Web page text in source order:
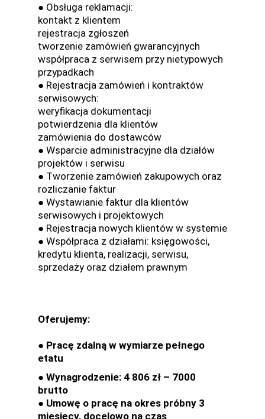
● Obsługa reklamacji:
kontakt z klientem
rejestracja zgłoszeń
tworzenie zamówień gwarancyjnych
współpraca z serwisem przy nietypowych
przypadkach
● Rejestracja zamówień i kontraktów
serwisowych:
weryfikacja dokumentacji
potwierdzenia dla klientów
zamówienia do dostawców
● Wsparcie administracyjne dla działów
projektów i serwisu
● Tworzenie zamówień zakupowych oraz
rozliczanie faktur
● Wystawianie faktur dla klientów
serwisowych i projektowych
● Rejestracja nowych klientów w systemie
● Współpraca z działami: księgowości,
kredytu klienta, realizacji, serwisu,
sprzedaży oraz działem prawnym
Oferujemy:
● Pracę zdalną w wymiarze pełnego
etatu
● Wynagrodzenie: 4 806 zł – 7000
brutto
● Umowę o pracę na okres próbny 3
miesięcy, docelowo na czas